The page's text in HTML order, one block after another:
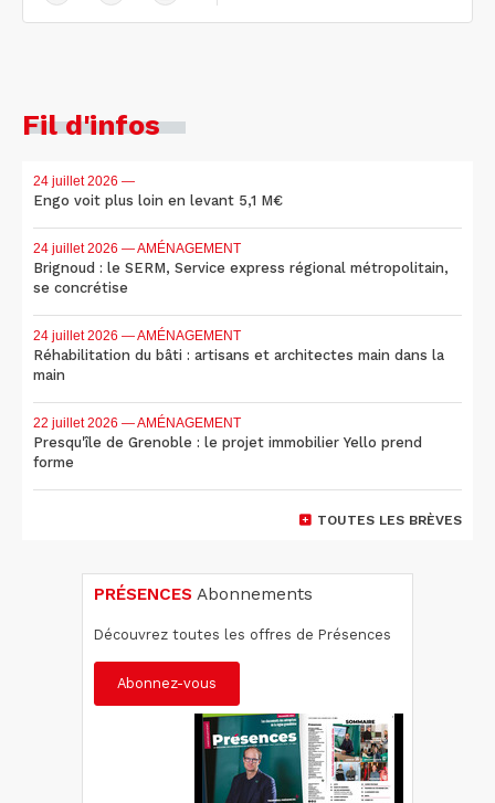
Fil d'infos
24 juillet 2026 —
Engo voit plus loin en levant 5,1 M€
24 juillet 2026 — AMÉNAGEMENT
Brignoud : le SERM, Service express régional métropolitain,
se concrétise
24 juillet 2026 — AMÉNAGEMENT
Réhabilitation du bâti : artisans et architectes main dans la
main
22 juillet 2026 — AMÉNAGEMENT
Presqu'île de Grenoble : le projet immobilier Yello prend
forme
TOUTES LES BRÈVES
PRÉSENCES Abonnements
Découvrez toutes les offres de Présences
Abonnez-vous